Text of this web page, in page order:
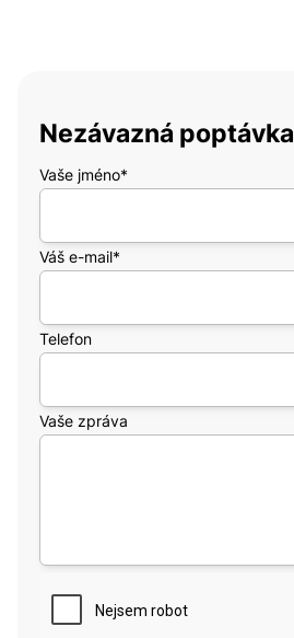
Nezávazná poptávka
Vaše jméno*
Váš e-mail*
Telefon
Vaše zpráva